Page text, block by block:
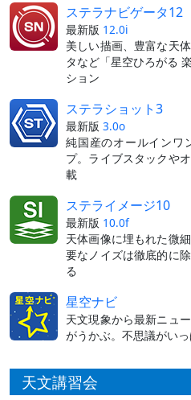
ステラナビゲータ12
最新版 12.0i
美しい描画、豊富な天
タなど「星空ひろがる
ション
ステラショット3
最新版 3.0o
純国産のオールインワ
プ。ライブスタックや
載
ステライメージ10
最新版 10.0f
天体画像に埋もれた微
要なノイズは徹底的に
る
星空ナビ
天文現象から最新ニュ
がうかぶ。不思議がい
天文講習会